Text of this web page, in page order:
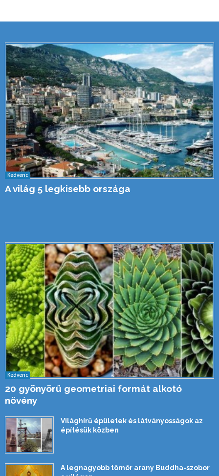
Kedvenc
A világ 5 legkisebb országa
Kedvenc
20 gyönyörű geometriai formát alkotó
növény
Világhírű épületek és látványosságok az
építésük közben
A legnagyobb tömör arany Buddha-szobor